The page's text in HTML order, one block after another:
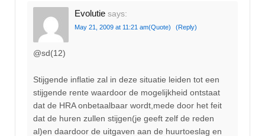
Evolutie says:
May 21, 2009 at 11:21 am(Quote) (Reply)
@sd(12)
Stijgende inflatie zal in deze situatie leiden tot een
stijgende rente waardoor de mogelijkheid ontstaat
dat de HRA onbetaalbaar wordt,mede door het feit
dat de huren zullen stijgen(je geeft zelf de reden
al)en daardoor de uitgaven aan de huurtoeslag en